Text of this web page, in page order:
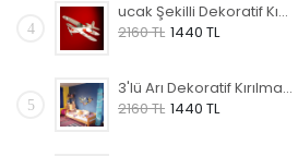
4
ucak Şekilli Dekoratif Kırılmaz Ayna
2160 TL 1440 TL
5
3'lü Arı Dekoratif Kırılmaz Ayna
2160 TL 1440 TL